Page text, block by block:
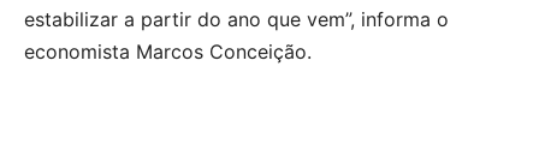
estabilizar a partir do ano que vem”, informa o
economista Marcos Conceição.